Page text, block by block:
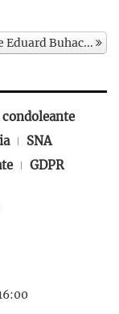
Eduard Buhac...
condoleante
SNA
GDPR